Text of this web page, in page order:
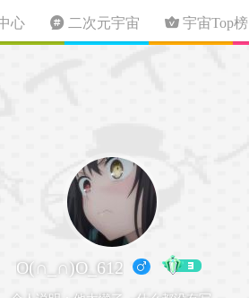
心 二次元宇宙 宇宙Top榜
O(∩_∩)O_612